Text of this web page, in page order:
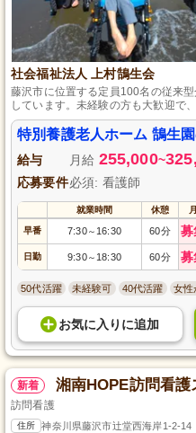
社会福祉法人 上村鵠生会
藤沢市に位置する定員100名の従来
しています。未経験の方も大歓迎で
中、看護業務に専念できます。明る
です。通勤便利な立地と、施設内で
ながら、職員の成長と共に人間性も
特別養護老人ホーム 鵠生
給与 月給 255,000~
応募要件必須: 看護師
就業時間 休憩 月
早番 7:30～ 16:30 60分 募
日勤 9:30～ 18:30 60分 募
50代活躍 未経験可 40代活躍 女性
お気に入り に追加
新着 湘南HOPE訪問看
訪問看護
住所 神奈川県藤沢市辻堂西海岸1-2-14